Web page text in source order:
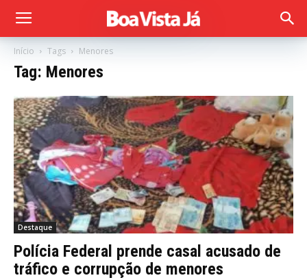
Início Tags Menores
Tag: Menores
Destaque
Polícia Federal prende casal acusado de
tráfico e corrupção de menores